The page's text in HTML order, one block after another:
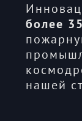
более
нашей